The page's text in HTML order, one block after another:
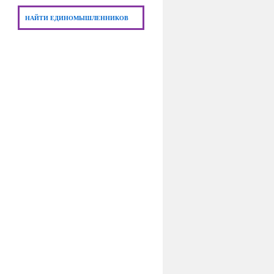
НАЙТИ ЕДИНОМЫШЛЕННИКОВ